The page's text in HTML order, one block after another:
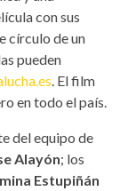
con sus
círculo de un
pueden
. El film
en todo el país.
del equipo de
Alayón; los
Estupiñán